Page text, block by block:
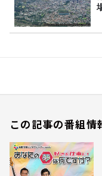
この記事の番組情